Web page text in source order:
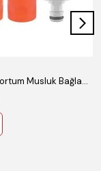
KGH 105 Hortum Musluk Bağlantı Seti 1/2''